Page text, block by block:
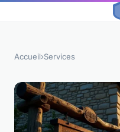
Accueil›Services